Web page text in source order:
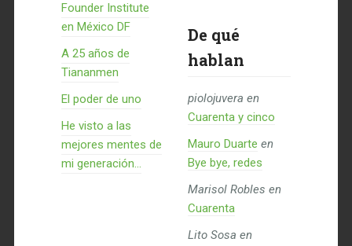
Founder Institute
en México DF
A 25 años de
Tiananmen
El poder de uno
He visto a las
mejores mentes de
mi generación…
De qué
hablan
piolojuvera en
Cuarenta y cinco
Mauro Duarte en
Bye bye, redes
Marisol Robles en
Cuarenta
Lito Sosa en